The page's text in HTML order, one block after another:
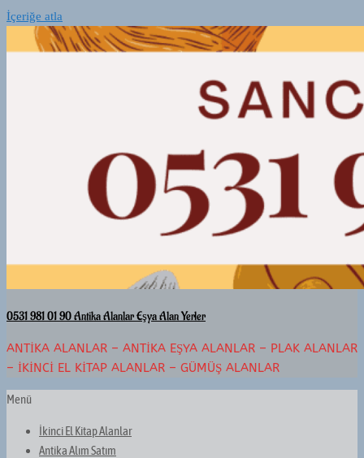
İçeriğe atla
0531 981 01 90 Antika Alanlar Eşya Alan Yerler
ANTIKA ALANLAR – ANTIKA EŞYA ALANLAR – PLAK ALANLAR
– İKINCI EL KITAP ALANLAR – GÜMÜŞ ALANLAR
Menü
İkinci El Kitap Alanlar
Antika Alım Satım